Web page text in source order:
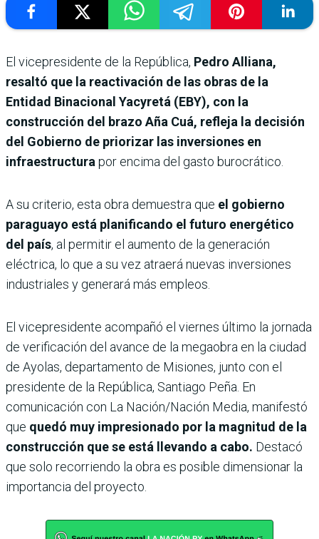
El vicepresidente de la República, Pedro Alliana,
resaltó que la reactivación de las obras de la
Entidad Binacional Yacyretá (EBY), con la
construcción del brazo Aña Cuá, refleja la decisión
del Gobierno de priorizar las inversiones en
infraestructurapor encima del gasto burocrático.
A su criterio, esta obra demuestra que el gobierno
paraguayo está planificando el futuro energético
del país, al permitir el aumento de la generación
eléctrica, lo que a su vez atraerá nuevas inversiones
industriales y generará más empleos.
El vicepresidente acompañó el viernes último la jornada
de verificación del avance de la megaobra en la ciudad
de Ayolas, departamento de Misiones, junto con el
presidente de la República, Santiago Peña. En
comunicación con La Nación/Nación Media, manifestó
que quedó muy impresionado por la magnitud de la
construcción que se está llevando a cabo. Destacó
que solo recorriendo la obra es posible dimensionar la
importancia del proyecto.